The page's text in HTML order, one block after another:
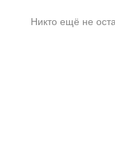
Никто ещё не